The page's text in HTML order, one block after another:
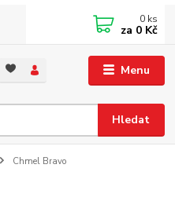
Menu
Hledat
0 ks
za 0 Kč
Chmel Bravo